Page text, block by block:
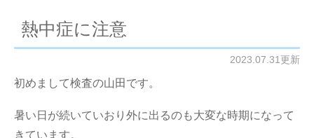
熱中症に注意
2023.07.31更新
初めまして検査の山田です。
暑い日が続いていおり外に出るのも大変な時期になって
きています。